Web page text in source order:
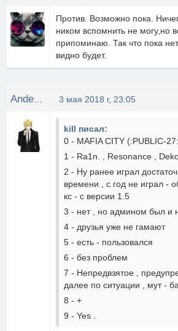
Против. Возможно пока.
ником вспомнить не могу,но
припоминаю. Так что пока
видно будет.
3 мая 2018 г, 23:05
kill писал:
0 - MAFIA CITY (:PUBLIC-
1 - Ra1n. , Resonance ,
2 - Ну ранее играл
времени , с год не играл -
кс - с версии 1.5
3 - нет , но админом был и
4 - друзья уже не гамают
5 - есть - пользовался
6 - без проблем
7 - Непредвзятое ,
далее по ситуации , мут -
8 - +
9 - Yes .